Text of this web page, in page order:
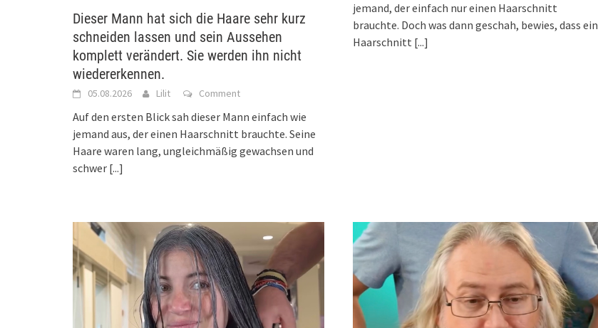
Dieser Mann hat sich die Haare sehr kurz
schneiden lassen und sein Aussehen
komplett verändert. Sie werden ihn nicht
wiedererkennen.
05.08.2026 Lilit Comment
Auf den ersten Blick sah dieser Mann einfach wie
jemand aus, der einen Haarschnitt brauchte. Seine
Haare waren lang, ungleichmäßig gewachsen und
schwer [...]
jemand, der einfach nur einen Haarschnitt
brauchte. Doch was dann geschah, bewies, dass ein
Haarschnitt [...]